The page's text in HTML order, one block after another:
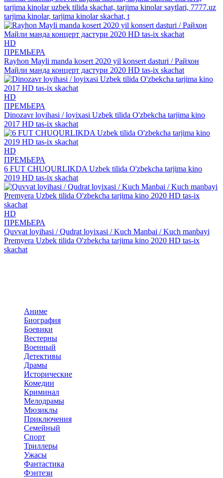
tarjima kinolar uzbek tilida skachat, tarjima kinolar saytlari, 7777.uz
tarjima kinolar, tarjima kinolar skachat, t
HD
ПРЕМЬЕРА
Rayhon Mayli manda kosert 2020 yil konsert dasturi / Райхон
Майли манда концерт дастури 2020 HD tas-ix skachat
HD
ПРЕМЬЕРА
Dinozavr loyihasi / loyixasi Uzbek tilida O'zbekcha tarjima kino
2017 HD tas-ix skachat
HD
ПРЕМЬЕРА
6 FUT CHUQURLIKDA Uzbek tilida O'zbekcha tarjima kino
2019 HD tas-ix skachat
HD
ПРЕМЬЕРА
Quvvat loyihasi / Qudrat loyixasi / Kuch Manbai / Kuch manbayi
Premyera Uzbek tilida O'zbekcha tarjima kino 2020 HD tas-ix
skachat
Аниме
Биография
Боевики
Вестерны
Военный
Детективы
Драмы
Исторические
Комедии
Криминал
Мелодрамы
Мюзиклы
Приключения
Семейный
Спорт
Триллеры
Ужасы
Фантастика
Фэнтези